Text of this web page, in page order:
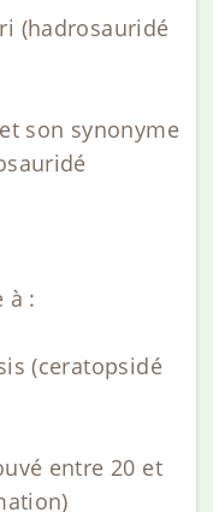
(hadrosauridé
son synonyme
à :
(ceratopsidé
entre 20 et